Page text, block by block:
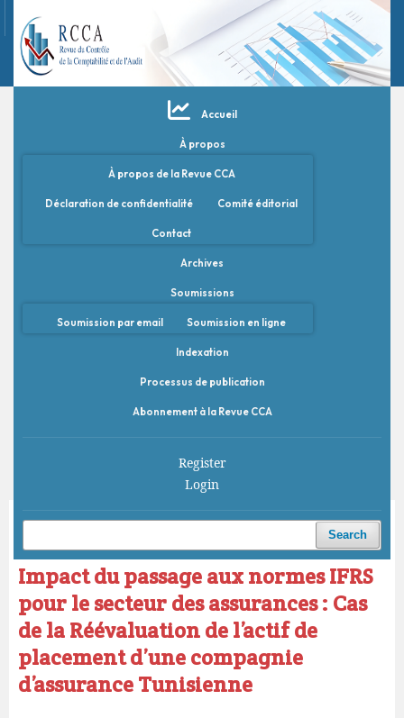
Accueil
À propos
À propos de la Revue CCA
Déclaration de confidentialité Comité éditorial
Contact
Archives
Soumissions
Soumission par email Soumission en ligne
Indexation
Processus de publication
Abonnement à la Revue CCA
Register
Login
Search
Home / Archives / Vol. 5 No. 3 (2021) / Articles
Impact du passage aux normes IFRS
pour le secteur des assurances : Cas
de la Réévaluation de l’actif de
placement d’une compagnie
d’assurance Tunisienne